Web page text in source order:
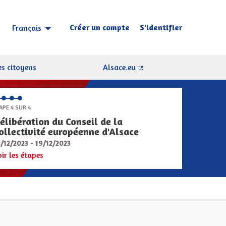
Français Choisir la langue Sprache wählen
Créer un compte S'identifier
citoyens
Alsace.eu
4 SUR 4
du Conseil de la
européenne d'Alsace
12/2023 - 19/12/2023
les étapes